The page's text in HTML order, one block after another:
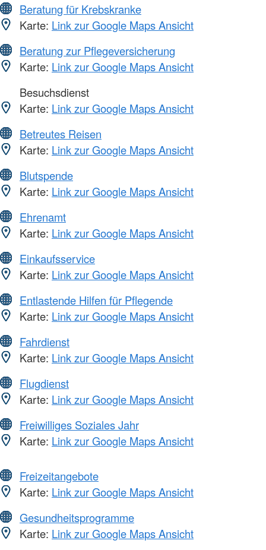
Beratung für Krebskranke
Karte: Link zur Google Maps Ansicht
Beratung zur Pflegeversicherung
Karte: Link zur Google Maps Ansicht
Besuchsdienst
Karte: Link zur Google Maps Ansicht
Betreutes Reisen
Karte: Link zur Google Maps Ansicht
Blutspende
Karte: Link zur Google Maps Ansicht
Ehrenamt
Karte: Link zur Google Maps Ansicht
Einkaufsservice
Karte: Link zur Google Maps Ansicht
Entlastende Hilfen für Pflegende
Karte: Link zur Google Maps Ansicht
Fahrdienst
Karte: Link zur Google Maps Ansicht
Flugdienst
Karte: Link zur Google Maps Ansicht
Freiwilliges Soziales Jahr
Karte: Link zur Google Maps Ansicht
Freizeitangebote
Karte: Link zur Google Maps Ansicht
Gesundheitsprogramme
Karte: Link zur Google Maps Ansicht